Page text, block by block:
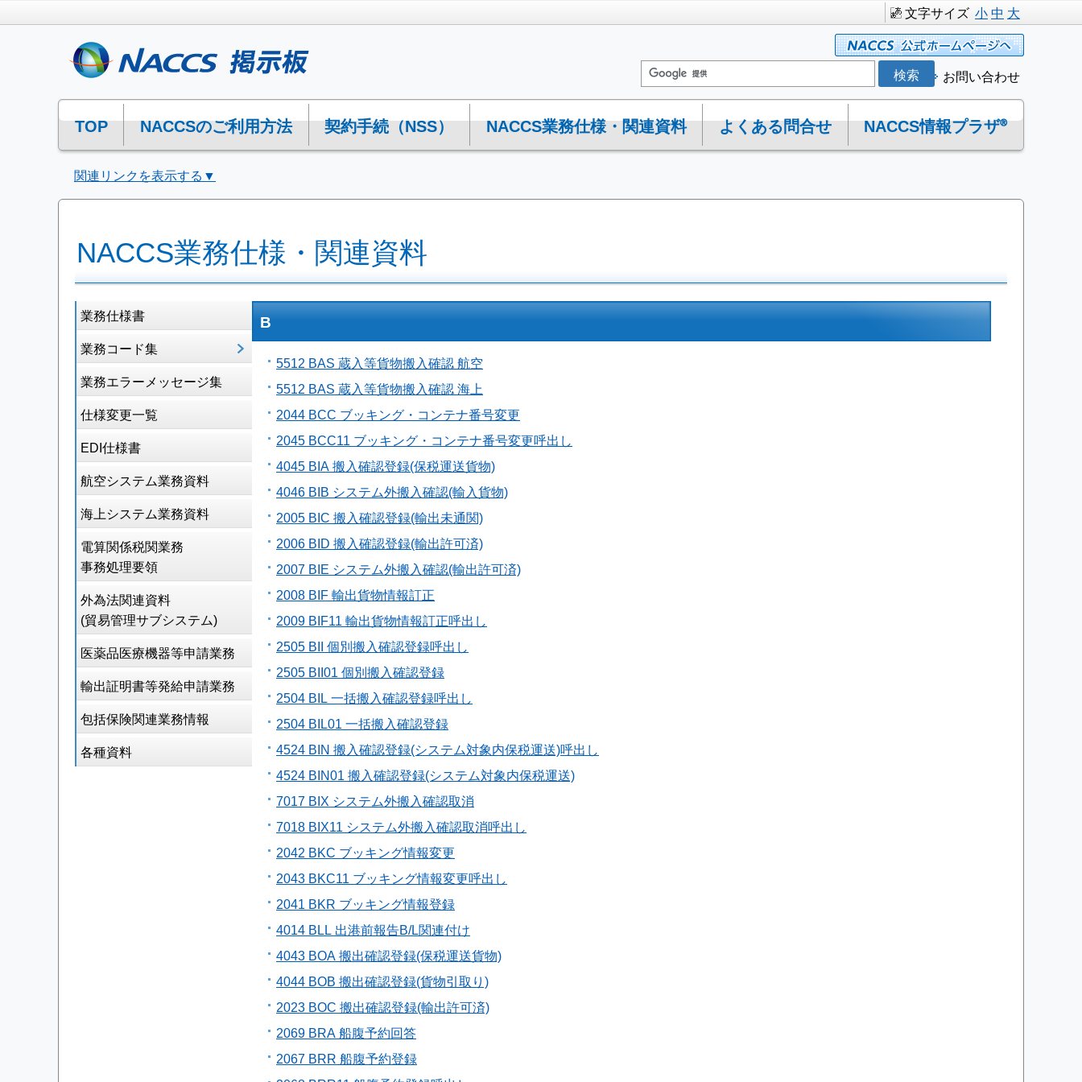
文字サイズ 小中 大
お問い合わせ
TOP NACCSのご利用方法 契約手続（NSS） NACCS業務仕様・関連資料 よくある問合せ NACCS情報プラザ®
関連リンクを表示する▼
NACCS業務仕様・関連資料
業務仕様書
業務コード集
業務エラーメッセージ集
仕様変更一覧
EDI仕様書
航空システム業務資料
海上システム業務資料
電算関係税関業務
事務処理要領
外為法関連資料
(貿易管理サブシステム)
医薬品医療機器等申請業務
輸出証明書等発給申請業務
包括保険関連業務情報
各種資料
B
5512 BAS 蔵入等貨物搬入確認 航空
5512 BAS 蔵入等貨物搬入確認 海上
2044 BCC ブッキング・コンテナ番号変更
2045 BCC11 ブッキング・コンテナ番号変更呼出し
4045 BIA 搬入確認登録(保税運送貨物)
4046 BIB システム外搬入確認(輸入貨物)
2005 BIC 搬入確認登録(輸出未通関)
2006 BID 搬入確認登録(輸出許可済)
2007 BIE システム外搬入確認(輸出許可済)
2008 BIF 輸出貨物情報訂正
2009 BIF11 輸出貨物情報訂正呼出し
2505 BII 個別搬入確認登録呼出し
2505 BII01 個別搬入確認登録
2504 BIL 一括搬入確認登録呼出し
2504 BIL01 一括搬入確認登録
4524 BIN 搬入確認登録(システム対象内保税運送)呼出し
4524 BIN01 搬入確認登録(システム対象内保税運送)
7017 BIX システム外搬入確認取消
7018 BIX11 システム外搬入確認取消呼出し
2042 BKC ブッキング情報変更
2043 BKC11 ブッキング情報変更呼出し
2041 BKR ブッキング情報登録
4014 BLL 出港前報告B/L関連付け
4043 BOA 搬出確認登録(保税運送貨物)
4044 BOB 搬出確認登録(貨物引取り)
2023 BOC 搬出確認登録(輸出許可済)
2069 BRA 船腹予約回答
2067 BRR 船腹予約登録